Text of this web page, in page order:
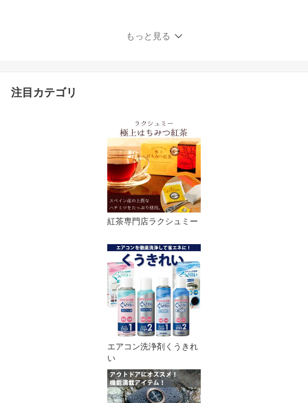
生 CLEAT 1099
もっと見る
注目カテゴリ
紅茶専門店ラクシュミー
エアコン洗浄剤くうきれ
い